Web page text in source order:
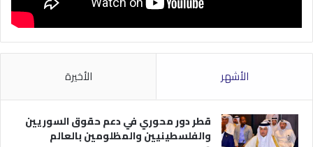
الأشهر الأخيرة
قطر دور محوري في دعم حقوق السوريين
والفلسطينيين والمظلومين بالعالم